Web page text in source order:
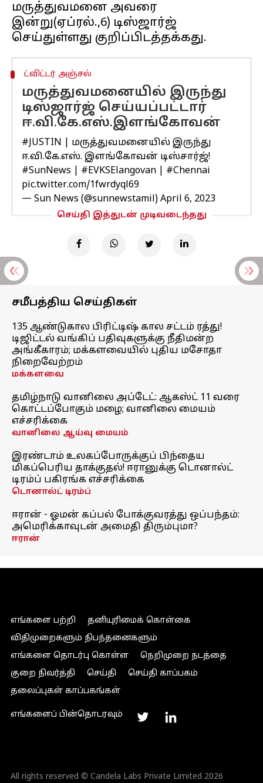
மருத்துவமனை அவரை
இன்று(ஏப்ரல்.,6) டிஸ்ஜார்ஜ்
ட்விட்டர் அஞ்சல்
மருத்துவமனையில் இருந்து
டிஸ்ஜார்ஜ் செய்யப்பட்டார்
ஈ.வி.கே.எஸ்.இளங்கோவன்
#JUSTIN | மருத்துவமனையில் இருந்து
ஈ.வி.கே.எஸ். இளங்கோவன் டிஸ்சார்ஜ்!
#SunNews
#EVKSElangovan
#Chennai
pic.twitter.com/1fwrdyql69
— Sun News (@sunnewstamil) April 6, 2023
செய்தி இத்துடன் முடிவடைந்தது
சமீபத்திய செய்திகள்
135 ஆண்டுகால பிரிட்டிஷ் கால சட்டம் ரத்து!
டிஜிட்டல் வங்கிப் பதிவுகளுக்கு நீதிமன்ற
அங்கீகாரம்; மக்களவையில் புதிய மசோதா
நிறைவேற்றம்
மக்களவை
தமிழ்நாடு வானிலை அப்டேட்: ஆகஸ்ட் 11 வரை
கொட்டப்போகும் மழை; வானிலை மையம்
எச்சரிக்கை
வானிலை ஆய்வு மையம்
இரண்டாம் உலகப்போருக்குப் பிந்தைய
மிகப்பெரிய தாக்குதல்! ஈரானுக்கு டொனால்ட்
டிரம்ப் பகிரங்க எச்சரிக்கை
டொனால்ட் டிரம்ப்
ஈரான் - ஓமன் கப்பல் போக்குவரத்து ஒப்பந்தம்:
அமெரிக்காவுடன் அமைதி திரும்புமா?
ஈரான்
எங்களை பற்றி
தனியுரிமைக் கொள்கை
விதிமுறைகளும் நிபந்தனைகளும்
எங்களை தொடர்பு கொள்ள
நெறிமுறை நடத்தை
குறை நிவர்த்தி
செய்தி
செய்தி காப்பகம்
தலைப்புகள் காப்பகங்கள்
எங்களைப் பின்தொடரவும்
All rights reserved © Candela Labs Private Limited 2026